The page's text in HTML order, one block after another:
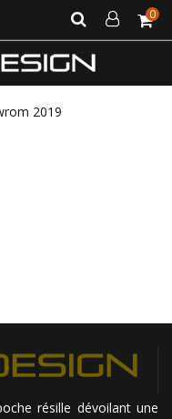
0
2019
résille dévoilant une